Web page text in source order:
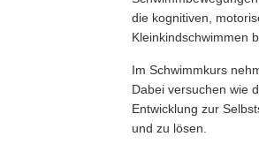
die kognitiven,
Kleinkindschwimmen
Im Schwimmkurs
Dabei versuchen wie
Entwicklung zur
und zu lösen.